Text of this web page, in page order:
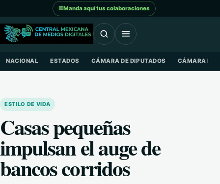
Saltar al contenido
✉Manda aquí tus colaboraciones
NACIONAL ESTADOS CÁMARA DE DIPUTADOS CÁMARA DE
ESTILO DE VIDA
Casas pequeñas
impulsan el auge de
bancos corridos